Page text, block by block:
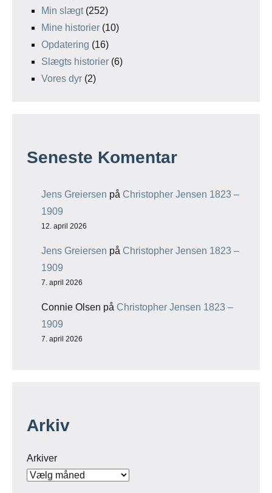
Min slægt(252)
Mine historier (10)
Opdatering (16)
Slægts historier (6)
Vores dyr (2)
Seneste Komentar
Jens Greiersen på Christopher Jensen 1823 –
1909
12. april 2026
Jens Greiersen på Christopher Jensen 1823 –
1909
7. april 2026
Connie Olsen på Christopher Jensen 1823 –
1909
7. april 2026
Arkiv
Arkiver